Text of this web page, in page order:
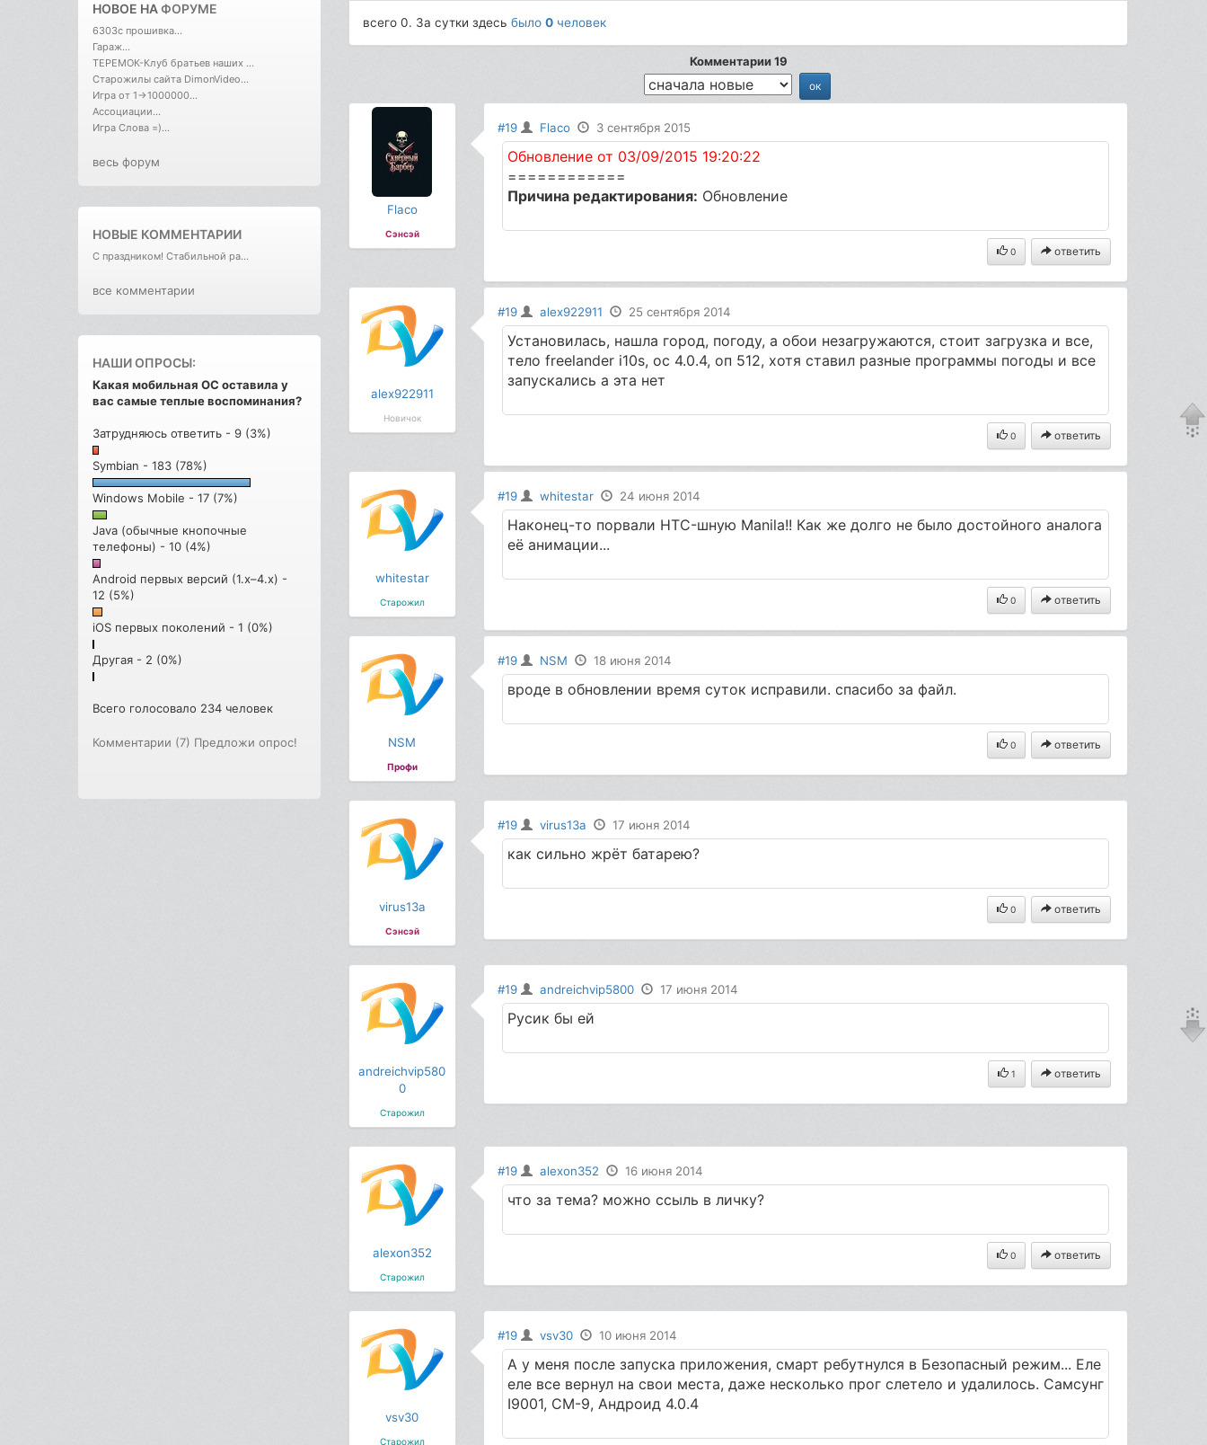
НОВОЕ НАФОРУМЕ
6303с прошивка...
Гараж...
ТЕРЕМОК-Клуб братьев наших ...
Старожилы сайта DimonVideo...
Игра от 1->1000000...
Ассоциации...
Игра Слова =)...
весь форум
НОВЫЕ КОММЕНТАРИИ
С праздником! Стабильной ра...
все комментарии
НАШИ ОПРОСЫ:
Какая мобильная ОС оставила у
вас самые теплые воспоминания?
Затрудняюсь ответить - 9 (3%)
Symbian - 183 (78%)
Windows Mobile - 17 (7%)
Java (обычные кнопочные
телефоны) - 10 (4%)
Android первых версий (1.x–4.x) -
12 (5%)
iOS первых поколений - 1 (0%)
Другая - 2 (0%)
Всего голосовало 234 человек
Комментарии (7) Предложи опрос!
всего 0. За сутки здесьбыло0 человек
Комментарии 19
Flaco
Сэнсэй
#19 Flaco 3 сентября 2015
Обновление от 03/09/2015 19:20:22
============
Причина редактирования: Обновление
0 ответить
alex922911
Новичок
#19 alex922911 25 сентября 2014
Установилась, нашла город, погоду, а обои незагружаются, стоит загрузка и все,
тело freelander i10s, ос 4.0.4, оп 512, хотя ставил разные программы погоды и все
запускались а эта нет
0 ответить
whitestar
Старожил
#19 whitestar 24 июня 2014
Наконец-то порвали HTC-шную Manila!! Как же долго не было достойного аналога
её анимации...
0 ответить
NSM
Профи
#19 NSM 18 июня 2014
вроде в обновлении время суток исправили. спасибо за файл.
0 ответить
virus13a
Сэнсэй
#19 virus13a 17 июня 2014
как сильно жрёт батарею?
0 ответить
andreichvip580
0
Старожил
#19 andreichvip5800 17 июня 2014
Русик бы ей
1 ответить
alexon352
Старожил
#19 alexon352 16 июня 2014
что за тема? можно ссыль в личку?
0 ответить
vsv30
Старожил
#19 vsv30 10 июня 2014
А у меня после запуска приложения, смарт ребутнулся в Безопасный режим... Еле
еле все вернул на свои места, даже несколько прог слетело и удалилось. Самсунг
I9001, СМ-9, Андроид 4.0.4